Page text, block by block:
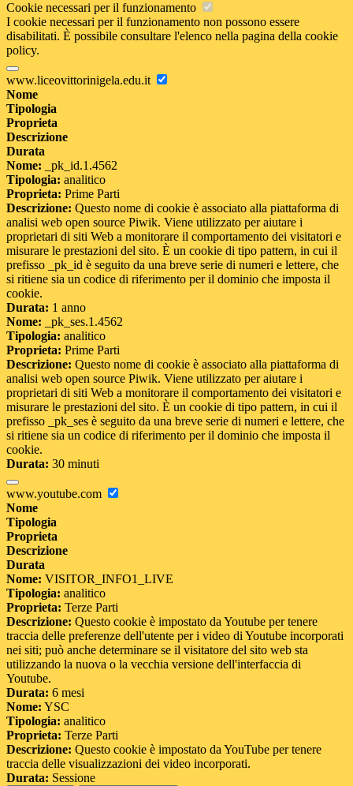
Cookie necessari per il funzionamento
I cookie necessari per il funzionamento non possono essere
disabilitati. È possibile consultare l'elenco nella pagina della cookie
policy.
www.liceovittorinigela.edu.it
Nome
Tipologia
Proprieta
Descrizione
Durata
Nome: _pk_id.1.4562
Tipologia: analitico
Proprieta: Prime Parti
Descrizione: Questo nome di cookie è associato alla piattaforma di
analisi web open source Piwik. Viene utilizzato per aiutare i
proprietari di siti Web a monitorare il comportamento dei visitatori e
misurare le prestazioni del sito. È un cookie di tipo pattern, in cui il
prefisso _pk_id è seguito da una breve serie di numeri e lettere, che
si ritiene sia un codice di riferimento per il dominio che imposta il
cookie.
Durata: 1 anno
Nome: _pk_ses.1.4562
Tipologia: analitico
Proprieta: Prime Parti
Descrizione: Questo nome di cookie è associato alla piattaforma di
analisi web open source Piwik. Viene utilizzato per aiutare i
proprietari di siti Web a monitorare il comportamento dei visitatori e
misurare le prestazioni del sito. È un cookie di tipo pattern, in cui il
prefisso _pk_ses è seguito da una breve serie di numeri e lettere, che
si ritiene sia un codice di riferimento per il dominio che imposta il
cookie.
Durata: 30 minuti
www.youtube.com
Nome
Tipologia
Proprieta
Descrizione
Durata
Nome: VISITOR_INFO1_LIVE
Tipologia: analitico
Proprieta: Terze Parti
Descrizione: Questo cookie è impostato da Youtube per tenere
traccia delle preferenze dell'utente per i video di Youtube incorporati
nei siti; può anche determinare se il visitatore del sito web sta
utilizzando la nuova o la vecchia versione dell'interfaccia di
Youtube.
Durata: 6 mesi
Nome: YSC
Tipologia: analitico
Proprieta: Terze Parti
Descrizione: Questo cookie è impostato da YouTube per tenere
traccia delle visualizzazioni dei video incorporati.
Durata: Sessione